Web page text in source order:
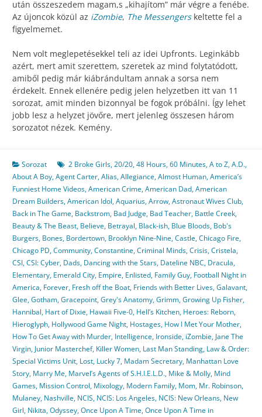
után összeszedem magam,s „kihajítom” már végre a fenébe.
Az újoncok közül az iZombie, The Messengerskeltette fel a
figyelmemet.
Nem volt meglepetésekkel teli az idei Upfronts. Leginkább
azért, mert amit szerettem, szeretek az mind folytatódott,
amiből pedig már kiábrándultam annak a sorsa nem
érdekelt. Ennek ellenére pedig jelen helyzetben itt van 11
sorozat, amit minden bizonnyal be fogok próbálni. Így lehet
jobb lesz a helyzet jövőre, mert jelenleg összesen három
sorozatot nézek. Kemény.
Sorozat 2 Broke Girls,20/20,48 Hours,60 Minutes,A to Z,A.D.,
About A Boy,Agent Carter,Alias,Allegiance,Almost Human,America’s
Funniest Home Videos,American Crime,American Dad,American
Dream Builders,American Idol,Aquarius,Arrow,Astronaut Wives Club,
Back in The Game, Backstrom, Bad Judge, Bad Teacher, Battle Creek,
Beauty & The Beast, Believe, Betrayal, Black-ish, Blue Bloods, Bob's
Burgers, Bones, Bordertown, Brooklyn Nine-Nine,Castle,Chicago Fire,
Chicago PD,Community,Constantine,Criminal Minds,Crisis,Cristela,
CSI,CSI: Cyber, Dads, Dancing with the Stars, Dateline NBC, Dracula,
Elementary, Emerald City, Empire, Enlisted, Family Guy, Football Night in
America, Forever, Fresh off the Boat, Friends with Better Lives,Galavant,
Glee,Gotham,Gracepoint,Grey's Anatomy,Grimm,Growing Up Fisher,
Hannibal, Hart of Dixie, Hawaii Five-0, Hell’s Kitchen, Heroes: Reborn,
Hieroglyph, Hollywood Game Night, Hostages, How I Met Your Mother,
How To Get Away with Murder, Intelligence, Ironside, iZombie,Jane The
Virgin,Junior Masterchef, Killer Women, Last Man Standing, Law & Order:
Special Victims Unit, Lost, Lucky 7, Madam Secretary, Manhattan Love
Story, Marry Me, Marvel’s Agents of S.H.I.E.L.D., Mike & Molly, Mind
Games, Mission Control, Mixology, Modern Family, Mom, Mr. Robinson,
Mulaney, Nashville, NCIS, NCIS: Los Angeles, NCIS: New Orleans, New
Girl, Nikita,Odyssey,Once Upon A Time,Once Upon A Time in